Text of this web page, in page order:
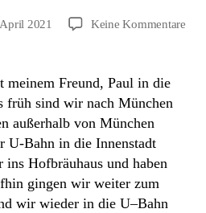
2021 Keine Kommentarezu
Freund, Paul in die
früh sind wir nach München
außerhalb von München
U-Bahn in die Innenstadt
Hofbräuhaus und haben
gingen wir weiter zum
wir wieder in die U–Bahn